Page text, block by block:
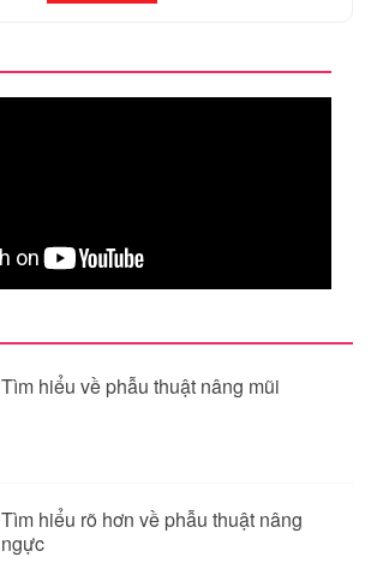
Tìm hiểu về phẫu thuật nâng mũi
Tìm hiểu rõ hơn về phẫu thuật nâng
ngực